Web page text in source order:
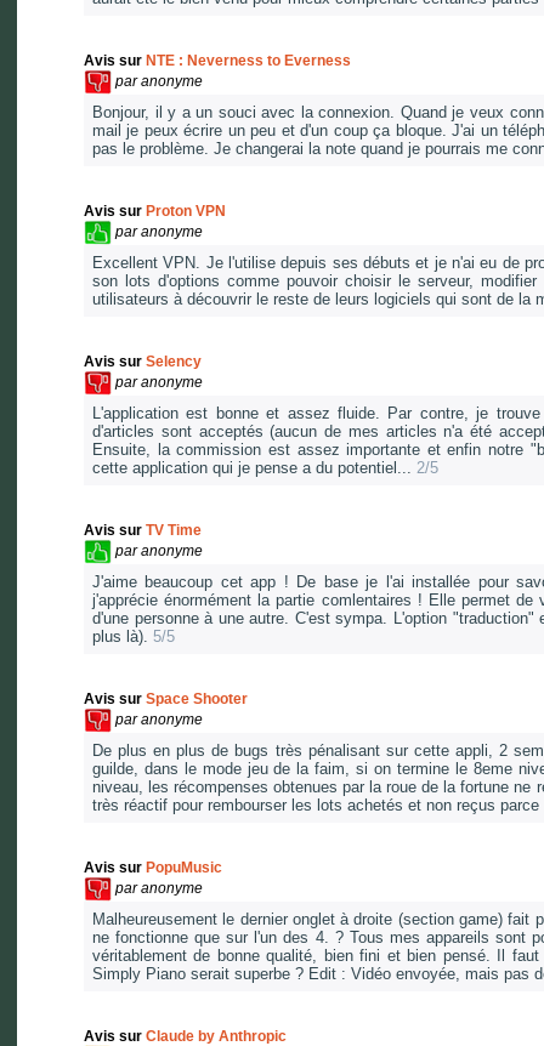
Avis sur NTE : Neverness to Everness
paranonyme
Bonjour, il y a un souci avec la connexion. Quand je veux
mail je peux écrire un peu et d'un coup ça bloque. J'ai un
pas le problème. Je changerai la note quand je pourrais me
Avis sur Proton VPN
paranonyme
Excellent VPN. Je l'utilise depuis ses débuts et je n'ai eu de
son lots d'options comme pouvoir choisir le serveur,
utilisateurs à découvrir le reste de leurs logiciels qui sont de la
Avis sur Selency
paranonyme
L'application est bonne et assez fluide. Par contre, je
d'articles sont acceptés (aucun de mes articles n'a été
Ensuite, la commission est assez importante et enfin notre
cette application qui je pense a du potentiel... 2/5
Avis sur TV Time
paranonyme
J'aime beaucoup cet app ! De base je l'ai installée pour
j'apprécie énormément la partie comlentaires ! Elle permet
d'une personne à une autre. C'est sympa. L'option
plus là). 5/5
Avis sur Space Shooter
paranonyme
De plus en plus de bugs très pénalisant sur cette appli, 2
guilde, dans le mode jeu de la faim, si on termine le 8eme
niveau, les récompenses obtenues par la roue de la fortune
très réactif pour rembourser les lots achetés et non reçus
Avis sur PopuMusic
paranonyme
Malheureusement le dernier onglet à droite (section game)
ne fonctionne que sur l'un des 4. ? Tous mes appareils sont
véritablement de bonne qualité, bien fini et bien pensé. Il
Simply Piano serait superbe ? Edit : Vidéo envoyée, mais pas
Avis sur Claude by Anthropic